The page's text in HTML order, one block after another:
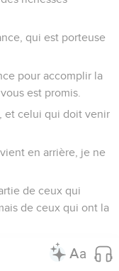
qui est porteuse
pour accomplir la
est promis.
et celui qui doit venir
en arrière, je ne
de ceux qui
de ceux qui ont la